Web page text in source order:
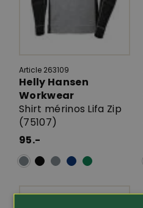
Article 263109
Helly Hansen
Workwear
Shirt mérinos Lifa Zip
(75107)
95.-